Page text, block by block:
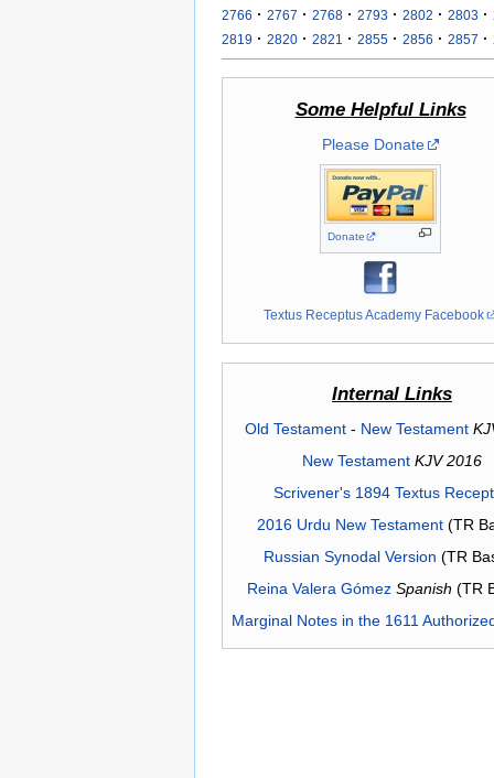
2766 · 2767 · 2768 · 2793 · 2802 · 2803 ·
2819 · 2820 · 2821 · 2855 · 2856 · 2857 ·
Some Helpful Links
Please Donate
Donate
Textus Receptus Academy Facebook
Internal Links
Old Testament- New Testament
New Testament KJV 2016
Scrivener's 1894 Textus
2016 Urdu New Testament(TR
Russian Synodal Version (TR
Reina Valera Gómez Spanish (TR
Marginal Notes in the 1611